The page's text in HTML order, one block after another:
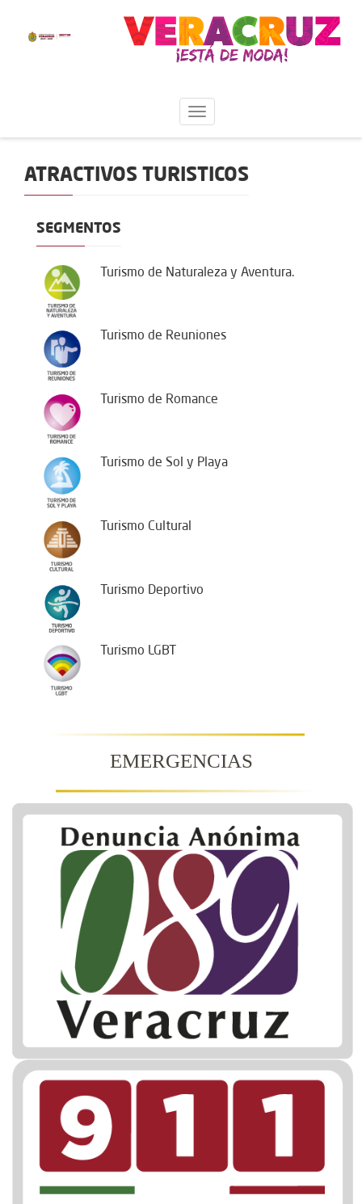
ATRACTIVOS TURISTICOS
SEGMENTOS
Turismo de Naturaleza y Aventura.
Turismo de Reuniones
Turismo de Romance
Turismo de Sol y Playa
Turismo Cultural
Turismo Deportivo
Turismo LGBT
EMERGENCIAS